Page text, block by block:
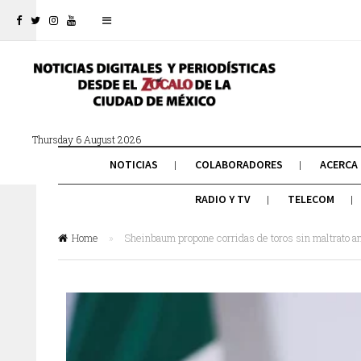
Thursday 6 August 2026
NOTICIAS COLABORADORES
RADIO Y TV TELECOM
Home » Sheinbaum propone corridas de toros sin maltrato